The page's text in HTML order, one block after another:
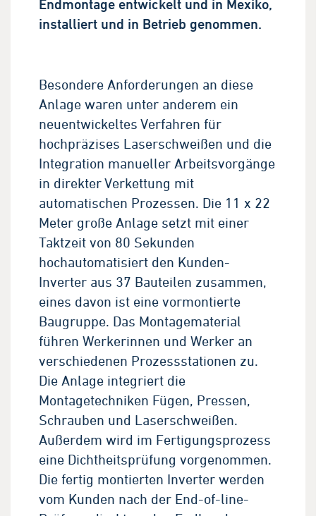
Endmontage entwickelt und in Mexiko,
installiert und in Betrieb genommen.
Besondere Anforderungen an diese
Anlage waren unter anderem ein
neuentwickeltes Verfahren für
hochpräzises Laserschweißen und die
Integration manueller Arbeitsvorgänge
in direkter Verkettung mit
automatischen Prozessen. Die 11 x 22
Meter große Anlage setzt mit einer
Taktzeit von 80 Sekunden
hochautomatisiert den Kunden-
Inverter aus 37 Bauteilen zusammen,
eines davon ist eine vormontierte
Baugruppe. Das Montagematerial
führen Werkerinnen und Werker an
verschiedenen Prozessstationen zu.
Die Anlage integriert die
Montagetechniken Fügen, Pressen,
Schrauben und Laserschweißen.
Außerdem wird im Fertigungsprozess
eine Dichtheitsprüfung vorgenommen.
Die fertig montierten Inverter werden
vom Kunden nach der End-of-line-